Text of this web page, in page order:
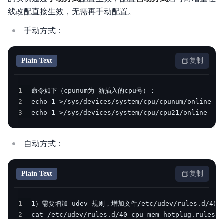
线改配直接生效，无需再手动配置。
手动方式：
Plain Text 复制
1
2
3
echo 1 >/sys/devices/system/cpu/cpu21/online
自动方式：
Plain Text 复制
1
2